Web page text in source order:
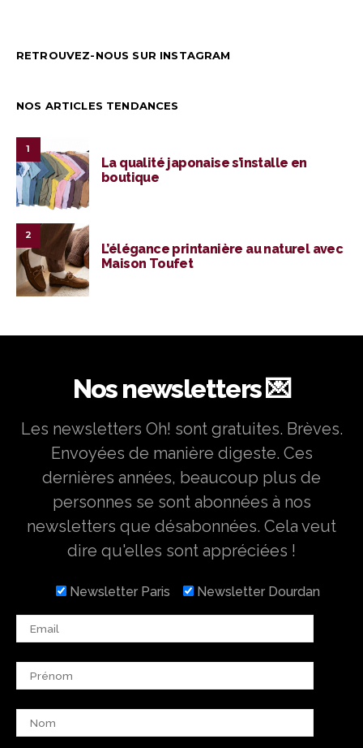
RETROUVEZ-NOUS SUR INSTAGRAM
NOS ARTICLES TENDANCES
1
La qualité japonaise s’installe en
boutique
2
L’élégance printanière au naturel avec
Maison Toufet
Nos newsletters 💌
Les newsletters Oh! sont gratuites. Brèves.
Envoyées de manière digeste. Ces
dernières années, beaucoup plus de
personnes se sont abonnées à nos
newsletters que désabonnées. Cela veut
dire qu'elles sont appréciées !
Newsletter Paris Newsletter Dourdan